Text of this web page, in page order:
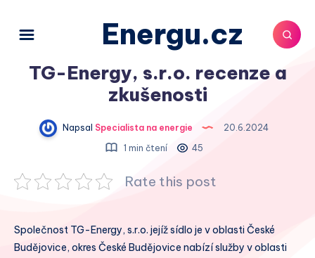
Energu.cz
TG-Energy, s.r.o. recenze a
zkušenosti
Napsal Specialista na energie
20.6.2024
1 min čtení
45
Rate this post
Společnost TG-Energy, s.r.o. jejíž sídlo je v oblasti České
Budějovice, okres České Budějovice nabízí služby v oblasti